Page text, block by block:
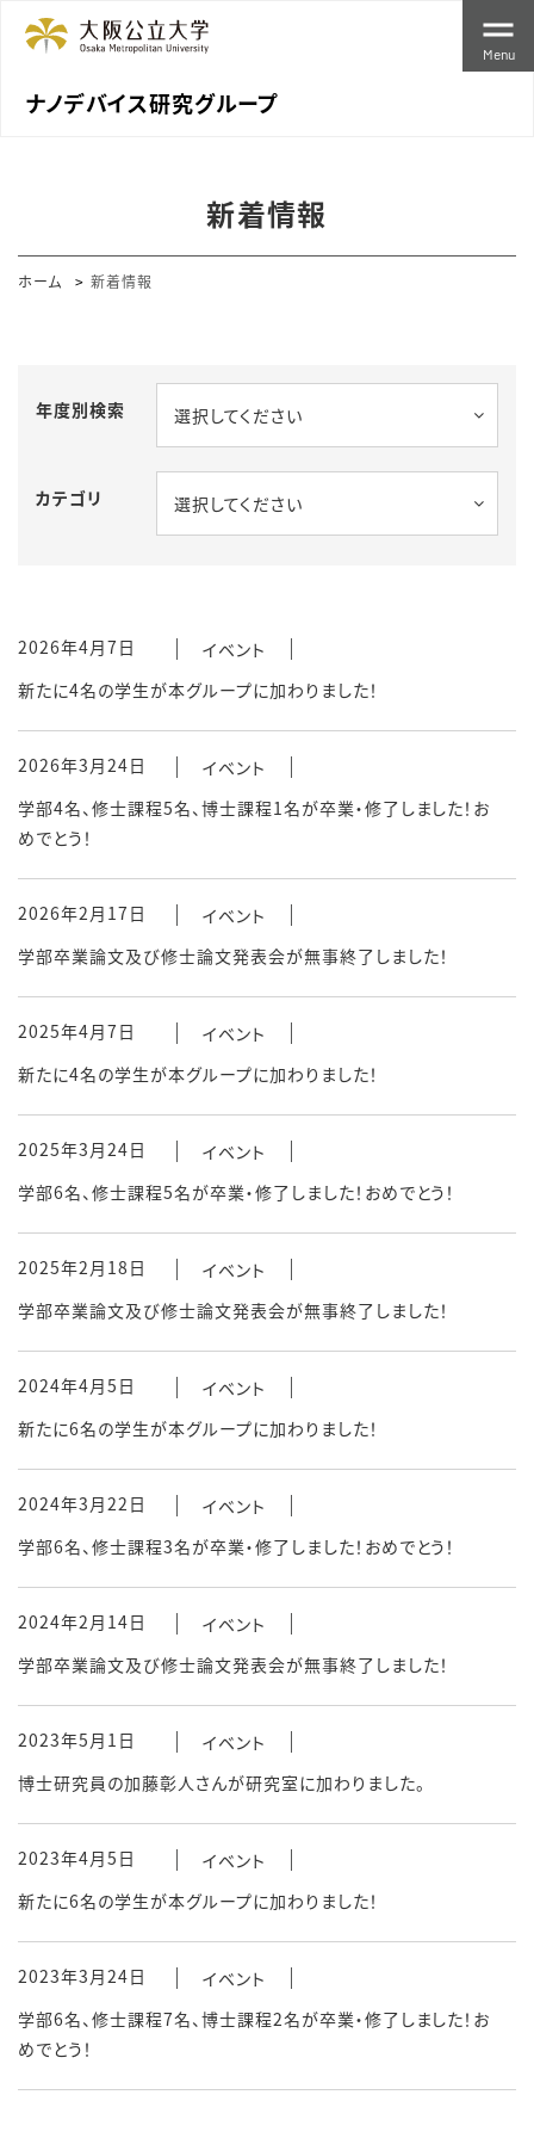
ナノデバイス研究グループ
Menu
新着情報
ホーム 新着情報
年度別検索 選択してください
カテゴリ 選択してください
2026年4月7日
イベント
新たに4名の学生が本グループに加わりました！
2026年3月24日
イベント
学部4名、修士課程5名、博士課程1名が卒業・修了しました！お
めでとう！
2026年2月17日
イベント
学部卒業論文及び修士論文発表会が無事終了しました！
2025年4月7日
イベント
新たに4名の学生が本グループに加わりました！
2025年3月24日
イベント
学部6名、修士課程5名が卒業・修了しました！おめでとう！
2025年2月18日
イベント
学部卒業論文及び修士論文発表会が無事終了しました！
2024年4月5日
イベント
新たに6名の学生が本グループに加わりました！
2024年3月22日
イベント
学部6名、修士課程3名が卒業・修了しました！おめでとう！
2024年2月14日
イベント
学部卒業論文及び修士論文発表会が無事終了しました！
2023年5月1日
イベント
博士研究員の加藤彰人さんが研究室に加わりました。
2023年4月5日
イベント
新たに6名の学生が本グループに加わりました！
2023年3月24日
イベント
学部6名、修士課程7名、博士課程2名が卒業・修了しました！お
めでとう！